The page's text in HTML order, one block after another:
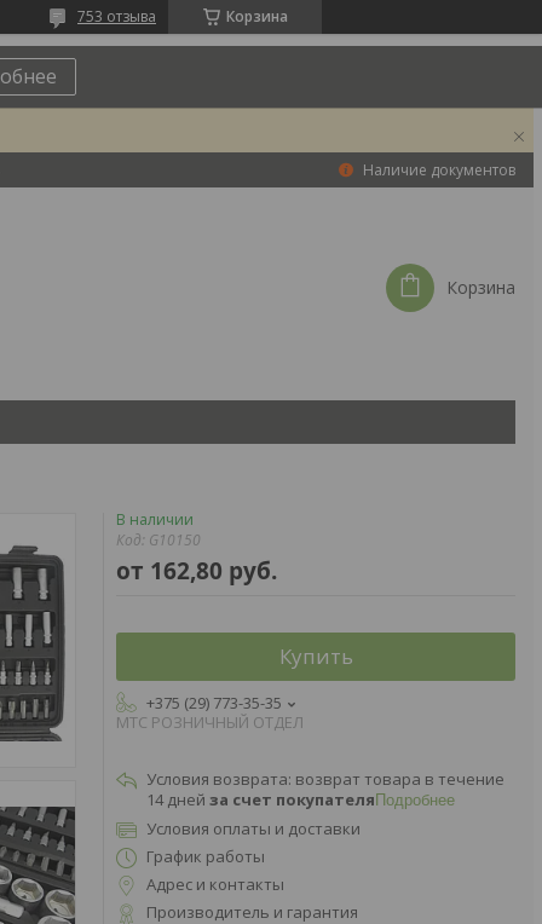
Корзина
753 отзыва
Наличие документов
Корзина
В наличии
Код: G10150
от 162,80 руб.
Купить
+375 (29) 773-35-35
МТС РОЗНИЧНЫЙ ОТДЕЛ
возврат товара в течение
14 дней за счет покупателя Подробнее
Условия оплаты и доставки
График работы
Адрес и контакты
Производитель и гарантия